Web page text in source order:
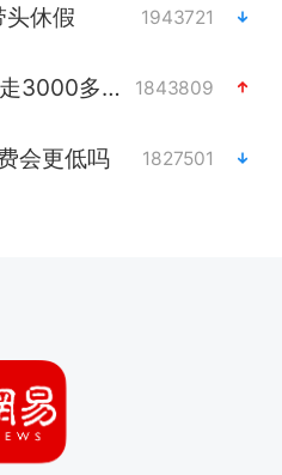
头休假 1943721
女子利用漏洞0元薅走3000多件家电 1843809
会更低吗 1827501